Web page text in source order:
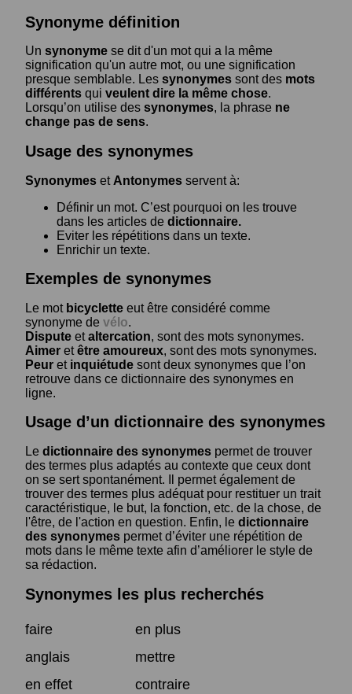
Synonyme définition
Un synonyme se dit d'un mot qui a la même
signification qu'un autre mot, ou une signification
presque semblable. Les synonymes sont des mots
différents qui veulent dire la même chose.
Lorsqu’on utilise des synonymes, la phrase ne
change pas de sens.
Usage des synonymes
Synonymes et Antonymes servent à:
Définir un mot. C’est pourquoi on les trouve
dans les articles de dictionnaire.
Eviter les répétitions dans un texte.
Enrichir un texte.
Exemples de synonymes
Le mot bicyclette eut être considéré comme
synonyme de vélo.
Dispute etaltercation, sont des mots synonymes.
Aimer etêtre amoureux, sont des mots synonymes.
Peur et inquiétude sont deux synonymes que l’on
retrouve dans ce dictionnaire des synonymes en
ligne.
Usage d’un dictionnaire des synonymes
Le dictionnaire des synonymes permet de trouver
des termes plus adaptés au contexte que ceux dont
on se sert spontanément. Il permet également de
trouver des termes plus adéquat pour restituer un trait
caractéristique, le but, la fonction, etc. de la chose, de
l'être, de l'action en question. Enfin, le dictionnaire
des synonymes permet d’éviter une répétition de
mots dans le même texte afin d’améliorer le style de
sa rédaction.
Synonymes les plus recherchés
faire
en plus
anglais
mettre
en effet
contraire